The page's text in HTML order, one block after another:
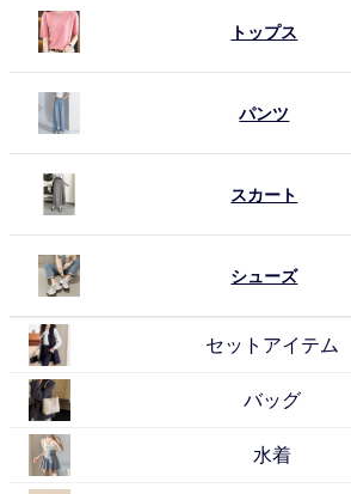
トップス
パンツ
スカート
シューズ
セットアイテム
バッグ
水着